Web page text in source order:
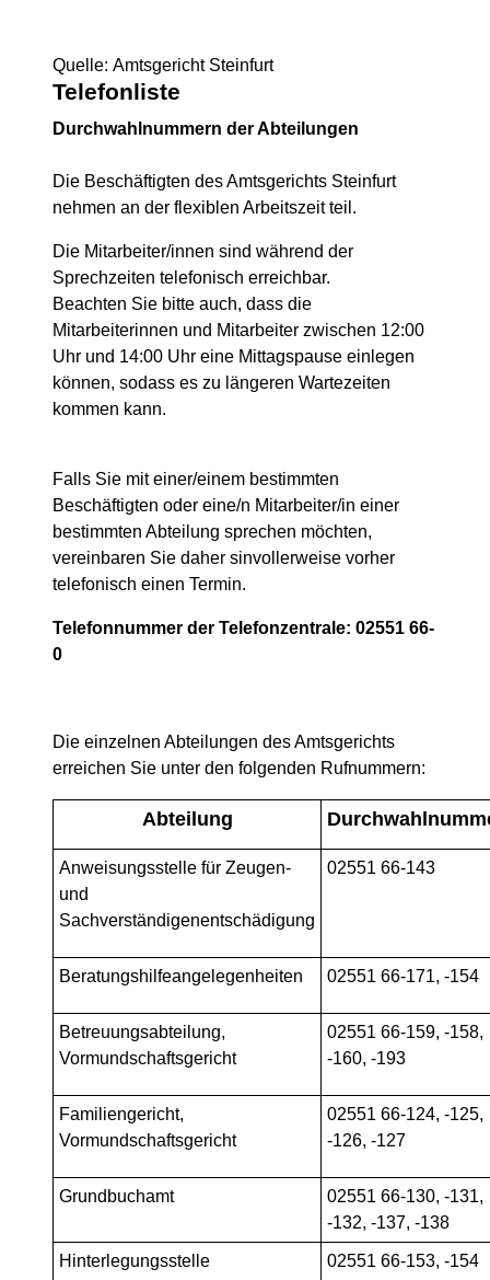
Quelle: Amtsgericht Steinfurt
Telefonliste
Durchwahlnummern der Abteilungen
Die Beschäftigten des Amtsgerichts Steinfurt
nehmen an der flexiblen Arbeitszeit teil.
Die Mitarbeiter/innen sind während der
Sprechzeiten telefonisch erreichbar.
Beachten Sie bitte auch, dass die
Mitarbeiterinnen und Mitarbeiter zwischen 12:00
Uhr und 14:00 Uhr eine Mittagspause einlegen
können, sodass es zu längeren Wartezeiten
kommen kann.
Falls Sie mit einer/einem bestimmten
Beschäftigten oder eine/n Mitarbeiter/in einer
bestimmten Abteilung sprechen möchten,
vereinbaren Sie daher sinvollerweise vorher
telefonisch einen Termin.
Telefonnummer der Telefonzentrale: 02551 66-
0
Die einzelnen Abteilungen des Amtsgerichts
erreichen Sie unter den folgenden Rufnummern:
Abteilung
Anweisungsstelle für Zeugen-
und
Sachverständigenentschädigung
02551 66-143
Beratungshilfeangelegenheiten 02551 66-171, -154
Betreuungsabteilung,
Vormundschaftsgericht
02551 66-159, -158,
-160, -193
Familiengericht,
Vormundschaftsgericht
02551 66-124, -125,
-126, -127
Grundbuchamt
02551 66-130, -131,
-132, -137, -138
Hinterlegungsstelle 02551 66-153, -154